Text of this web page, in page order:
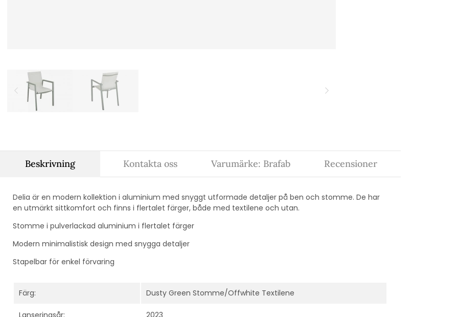
Beskrivning
Delia är en modern kollektion i aluminium med snyggt utformade detaljer på ben och stomme. De har
en utmärkt sittkomfort och finns i flertalet färger, både med textilene och utan.
Stomme i pulverlackad aluminium i flertalet färger
Modern minimalistisk design med snygga detaljer
Stapelbar för enkel förvaring
Färg: Dusty Green Stomme/Offwhite Textilene
Lanseringsår: 2023
Kontakta oss Varumärke: Brafab Recensioner